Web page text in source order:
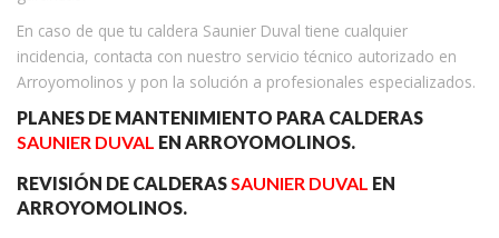
En caso de que tu caldera Saunier Duval tiene cualquier
incidencia, contacta con nuestro servicio técnico autorizado en
Arroyomolinos y pon la solución a profesionales especializados.
PLANES DE MANTENIMIENTO PARA CALDERAS
SAUNIER DUVAL EN ARROYOMOLINOS.
REVISIÓN DE CALDERASSAUNIER DUVAL EN
ARROYOMOLINOS.